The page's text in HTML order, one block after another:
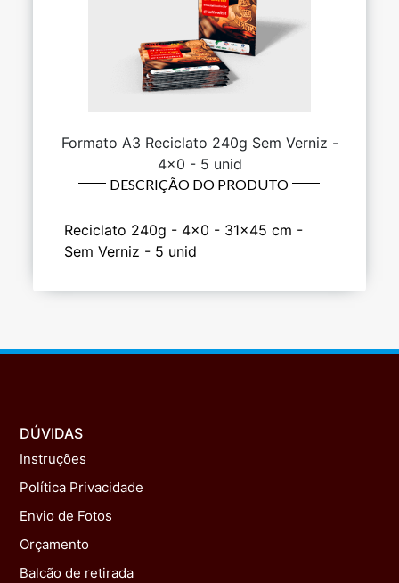
Formato A3 Reciclato 240g Sem Verniz -
4x0 - 5 unid
DESCRIÇÃO DO PRODUTO
Reciclato 240g - 4x0 - 31x45 cm -
Sem Verniz - 5 unid
DÚVIDAS
Instruções
Política Privacidade
Envio de Fotos
Orçamento
Balcão de retirada